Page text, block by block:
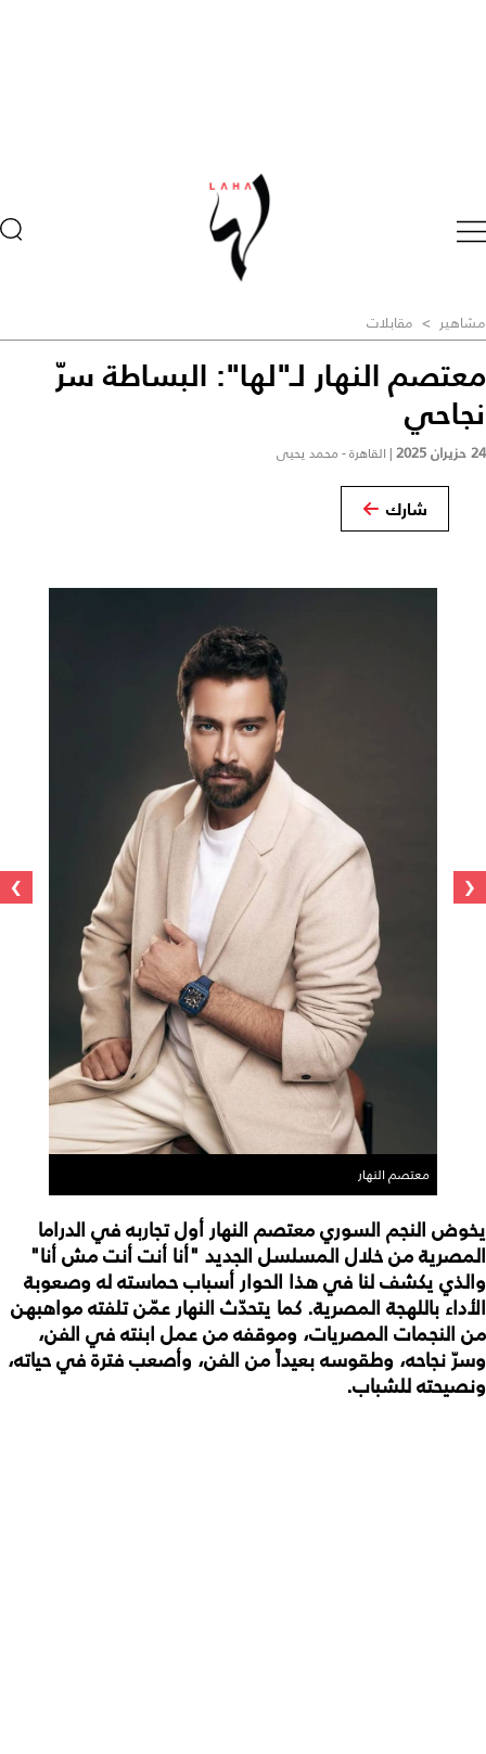
مشاهير > مقابلات
معتصم النهار لـ"لها": البساطة سرّ
نجاحي
24 حزيران 2025 | القاهرة - محمد يحيى
شارك
معتصم النهار
‹
›
يخوض النجم السوري معتصم النهار أول تجاربه في الدراما
المصرية من خلال المسلسل الجديد "أنا أنت أنت مش أنا"
والذي يكشف لنا في هذا الحوار أسباب حماسته له وصعوبة
الأداء باللهجة المصرية. كما يتحدّث النهار عمّن تلفته مواهبهن
من النجمات المصريات، وموقفه من عمل ابنته في الفن،
وسرّ نجاحه، وطقوسه بعيداً من الفن، وأصعب فترة في حياته،
ونصيحته للشباب.